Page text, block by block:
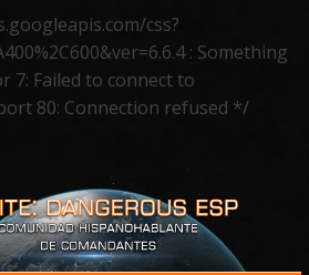
css?
: Something
7: Failed to connect to
80: Connection refused */